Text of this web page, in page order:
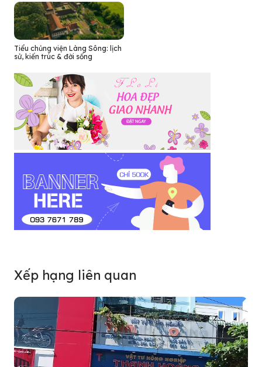
Tiểu chủng viện Làng Sông: lịch
sử, kiến trúc & đời sống
Xếp hạng liên quan